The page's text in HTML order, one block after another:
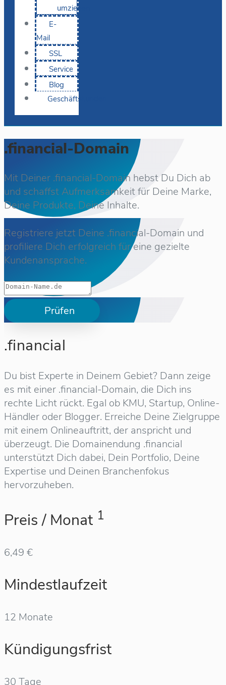
umziehen
E-
Mail
SSL
Service
Blog
Geschäftskunden
.financial-Domain
Mit Deiner .financial-Domain hebst Du Dich ab
und schaffst Aufmerksamkeit für Deine Marke,
Deine Produkte, Deine Inhalte.
Registriere jetzt Deine .financial-Domain und
profiliere Dich erfolgreich für eine gezielte
Kundenansprache.
Prüfen
.financial
Du bist Experte in Deinem Gebiet? Dann zeige
es mit einer .financial-Domain, die Dich ins
rechte Licht rückt. Egal ob KMU, Startup, Online-
Händler oder Blogger. Erreiche Deine Zielgruppe
mit einem Onlineauftritt, der anspricht und
überzeugt. Die Domainendung .financial
unterstützt Dich dabei, Dein Portfolio, Deine
Expertise und Deinen Branchenfokus
hervorzuheben.
Preis / Monat 1
6,49 €
Mindestlaufzeit
12 Monate
Kündigungsfrist
30 Tage